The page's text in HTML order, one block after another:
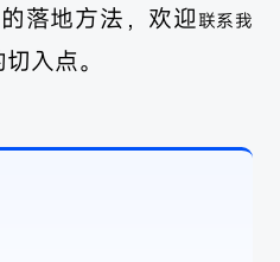
落地方法，欢迎联系我
入点。